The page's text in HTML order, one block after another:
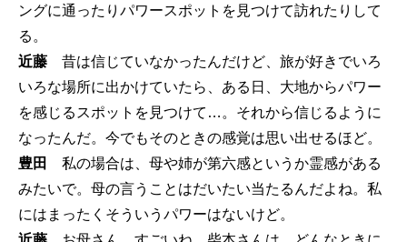
ングに通ったりパワースポットを見つけて訪れたりして
る。
近藤 昔は信じていなかったんだけど、旅が好きでいろ
いろな場所に出かけていたら、ある日、大地からパワー
を感じるスポットを見つけて…。それから信じるように
なったんだ。今でもそのときの感覚は思い出せるほど。
豊田
私の場合は、母や姉が第六感というか霊感がある
みたいで。母の言うことはだいたい当たるんだよね。私
にはまったくそういうパワーはないけど。